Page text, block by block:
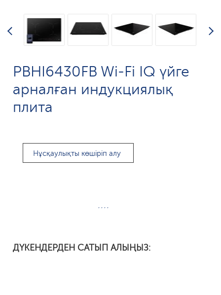
PBHI6430FB Wi-Fi IQ үйге
арналған индукциялық
плита
Нұсқаулықты көшіріп алу
, , , ,
ДҮКЕНДЕРДЕН САТЫП АЛЫҢЫЗ: